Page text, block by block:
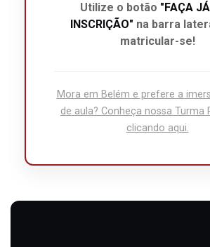
Utilize o botão "FAÇA
INSCRIÇÃO" na barra
matricular-se!
Mora em Belém e prefere a
de aula? Conheça nossa Turma
clicando aqui.